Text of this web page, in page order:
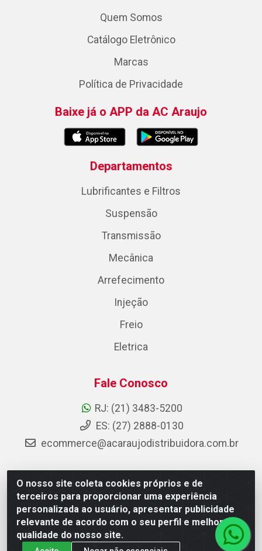
O nosso site coleta cookies próprios e de
terceiros para proporcionar uma experiência
personalizada ao usuário, apresentar publicidade
relevante de acordo com o seu perfil e melhorar a
qualidade do nosso site.
Quem Somos
Catálogo Eletrônico
Marcas
Política de Privacidade
Baixe já o APP da AC Araujo
Departamentos
Lubrificantes e Filtros
Suspensão
Transmissão
Mecânica
Arrefecimento
Injeção
Freio
Eletrica
Fale Conosco
RJ: (21) 3483-5200
ES: (27) 2888-0130
ecommerce@acaraujodistribuidora.com.br
AC Araujo Distribuidora - Rua Carneiro de Campos, 42 -
São Cristóvão, Rio de Janeiro/RJ - CEP 20.920-410 -
CNPJ 08.744.753/0003-85